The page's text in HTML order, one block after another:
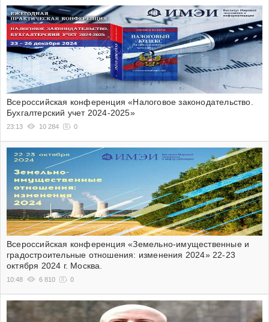
Всероссийская конференция «Налоговое законодательство.
Бухгалтерский учет 2024-2025»
23:13 10 284 0
Всероссийская конференция «Земельно-имущественные и
градостроительные отношения: изменения 2024» 22-23
октября 2024 г. Москва.
10:48 6 810 0